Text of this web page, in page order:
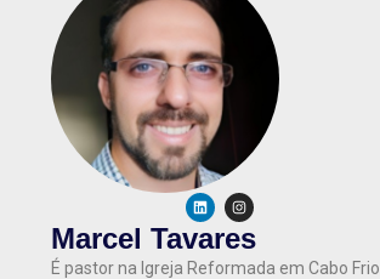
Marcel Tavares
É pastor na Igreja Reformada em Cabo Frio.